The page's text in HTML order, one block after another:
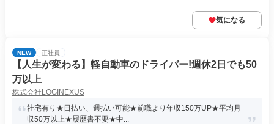
気になる
NEW 正社員
【人生が変わる】軽自動車のドライバー!週休2日でも50
万以上
株式会社LOGINEXUS
社宅有り★日払い、週払い可能★前職より年収150万UP★平均月
収50万以上★履歴書不要★中...